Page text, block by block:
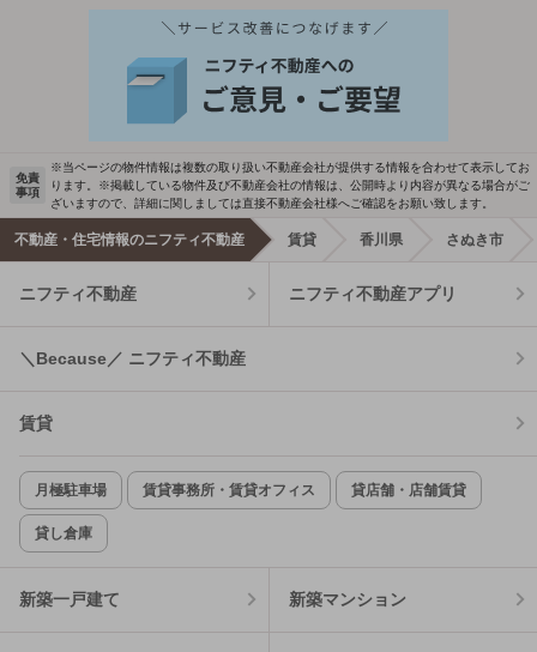
免責
事項
※当ページの物件情報は複数の取り扱い不動産会社が提供する情報を合わせて表示してお
ります。※掲載している物件及び不動産会社の情報は、公開時より内容が異なる場合がご
ざいますので、詳細に関しましては直接不動産会社様へご確認をお願い致します。
不動産・住宅情報のニフティ不動産 賃貸 香川県 さぬき市
ニフティ不動産 ニフティ不動産アプリ
＼Because／ ニフティ不動産
賃貸
月極駐車場 賃貸事務所・賃貸オフィス 貸店舗・店舗賃貸
貸し倉庫
新築一戸建て 新築マンション